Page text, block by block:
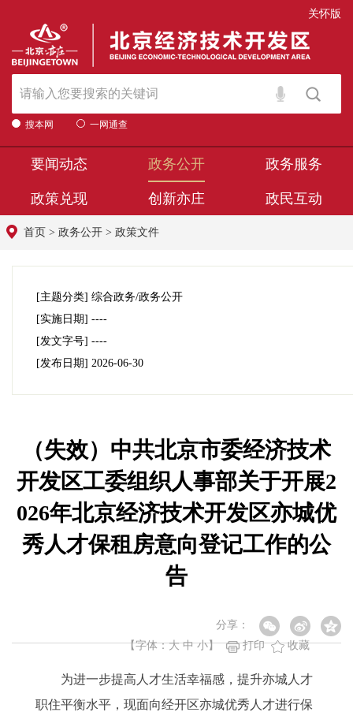
关怀版
搜本网 一网通查
要闻动态 政务公开 政务服务
政策兑现 创新亦庄 政民互动
首页 > 政务公开 > 政策文件
[主题分类] 综合政务/政务公开
[实施日期] ----
[发文字号] ----
[发布日期] 2026-06-30
（失效）中共北京市委经济技术
开发区工委组织人事部关于开展2
026年北京经济技术开发区亦城优
秀人才保租房意向登记工作的公
告
分享：
【字体：大 中 小】 打印 收藏
为进一步提高人才生活幸福感，提升亦城人才
职住平衡水平，现面向经开区亦城优秀人才进行保